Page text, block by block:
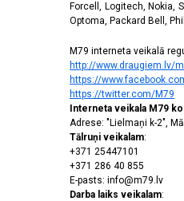
Forcell, Logitech, Nokia,
Optoma, Packard Bell,
M79 interneta veikalā
http://www.draugiem.lv/
https://
https://twitter.com/M79
Interneta veikala M79
Adrese: "Lielmaņi k-2",
Tālruņi veikalam:
+371 25447101
+371 286 40 855
E-pasts: info@m79.lv
Darba laiks veikalam: